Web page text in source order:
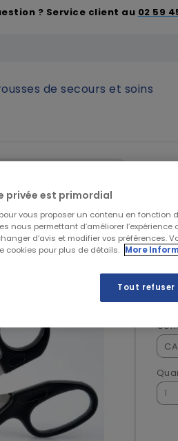
? Service client au 02 59
de secours et soins
privée est primordial
vous proposer un contenu en fonction
nous permettant d’améliorer l’expérience
d’avis et modifier vos préférences.
cookies pour plus de détails. More
Tout refuser